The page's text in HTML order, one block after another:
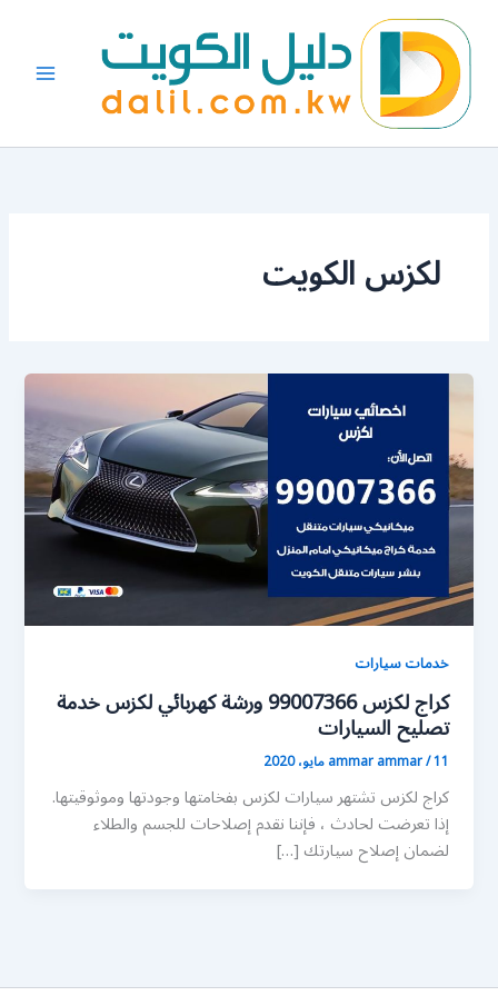
المحتوى
لكزس الكويت
خدمات سيارات
كراج لكزس 99007366 ورشة كهربائي لكزس خدمة
تصليح السيارات
ammar ammar/11 مايو، 2020
كراج لكزس تشتهر سيارات لكزس بفخامتها وجودتها وموثوقيتها.
إذا تعرضت لحادث ، فإننا نقدم إصلاحات للجسم والطلاء
لضمان إصلاح سيارتك […]